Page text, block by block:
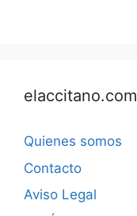
elaccitano.com
Quienes somos
Contacto
Aviso Legal